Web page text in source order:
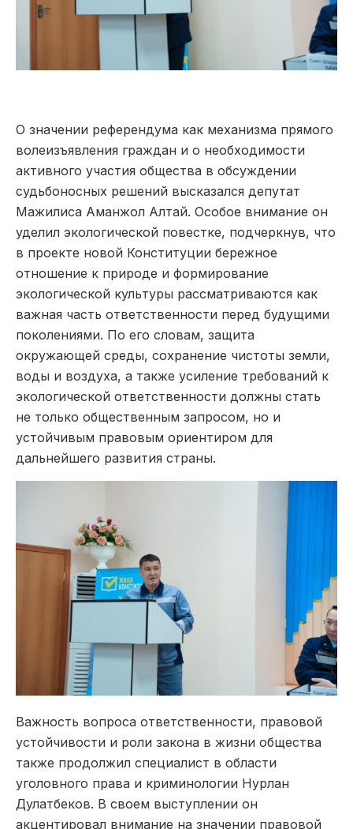
О значении референдума как механизма прямого
волеизъявления граждан и о необходимости
активного участия общества в обсуждении
судьбоносных решений высказался депутат
Мажилиса Аманжол Алтай. Особое внимание он
уделил экологической повестке, подчеркнув, что
в проекте новой Конституции бережное
отношение к природе и формирование
экологической культуры рассматриваются как
важная часть ответственности перед будущими
поколениями. По его словам, защита
окружающей среды, сохранение чистоты земли,
воды и воздуха, а также усиление требований к
экологической ответственности должны стать
не только общественным запросом, но и
устойчивым правовым ориентиром для
дальнейшего развития страны.
Важность вопроса ответственности, правовой
устойчивости и роли закона в жизни общества
также продолжил специалист в области
уголовного права и криминологии Нурлан
Дулатбеков. В своем выступлении он
акцентировал внимание на значении правовой